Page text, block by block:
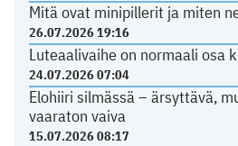
Mitä ovat minipillerit ja miten
26.07.2026 19:16
Luteaalivaihe on normaali osa
24.07.2026 07:04
Elohiiri silmässä – ärsyttävä,
vaaraton vaiva
15.07.2026 08:17